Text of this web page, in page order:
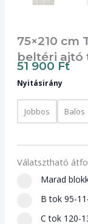
75×210 cm
beltéri ajtó
51 900 Ft
Nyitásirány
Jobbos Balos
Válatsztható
Marad
B tok 95-
C tok 120-
cm
Téli
Tölgy
teli
beltéri
ajtó
mennyiség